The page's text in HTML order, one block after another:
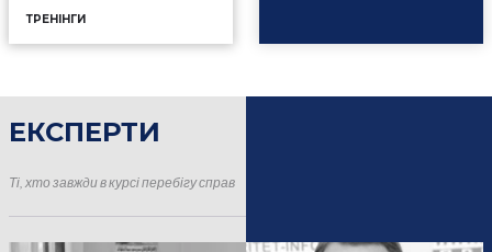
ТРЕНІНГИ
ЕКСПЕРТИ
Ті, хто завжди в курсі перебігу справ